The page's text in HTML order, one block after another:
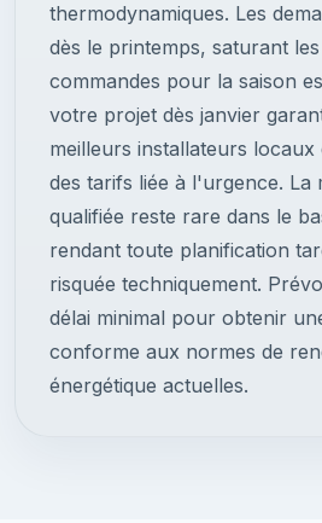
thermodynamiques. Les
dès le printemps, saturant
commandes pour la saison
votre projet dès janvier
meilleurs installateurs locaux
des tarifs liée à l'urgence.
qualifiée reste rare dans le
rendant toute planification
risquée techniquement.
délai minimal pour obtenir
conforme aux normes de
énergétique actuelles.